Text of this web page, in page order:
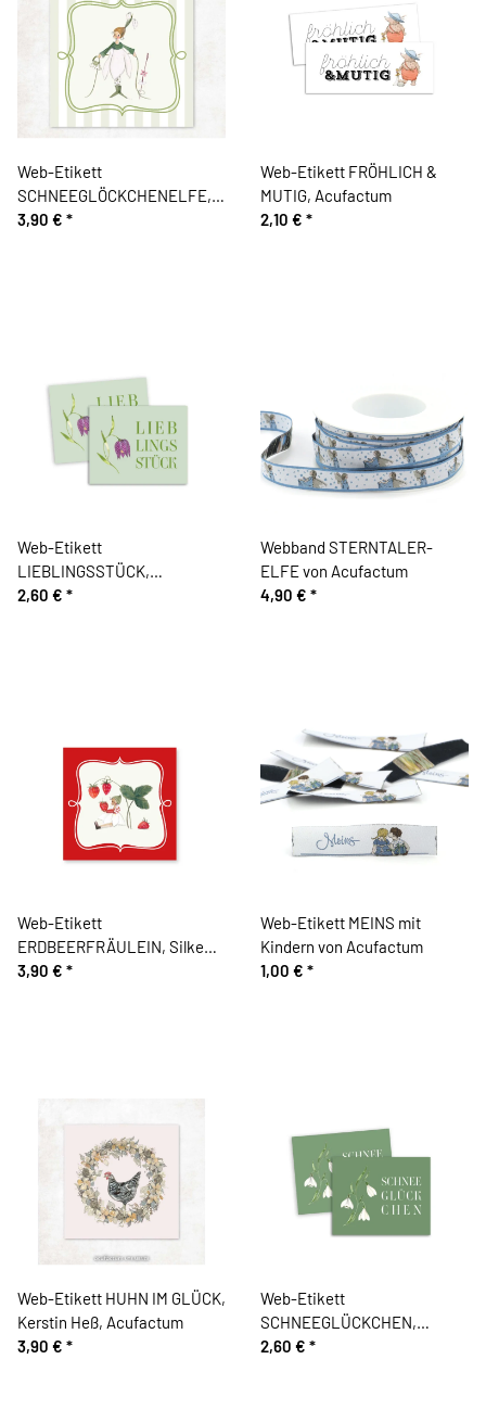
Web-Etikett
SCHNEEGLÖCKCHENELFE,
Silke Leffler, Acufactum
3,90 € *
Web-Etikett FRÖHLICH &
MUTIG, Acufactum
2,10 € *
Web-Etikett
LIEBLINGSSTÜCK,
Acufactum
2,60 € *
Webband STERNTALER-
ELFE von Acufactum
4,90 € *
Web-Etikett
ERDBEERFRÄULEIN, Silke
Leffler, Acufactum
3,90 € *
Web-Etikett MEINS mit
Kindern von Acufactum
1,00 € *
Web-Etikett HUHN IM GLÜCK,
Kerstin Heß, Acufactum
3,90 € *
Web-Etikett
SCHNEEGLÜCKCHEN,
Acufactum
2,60 € *